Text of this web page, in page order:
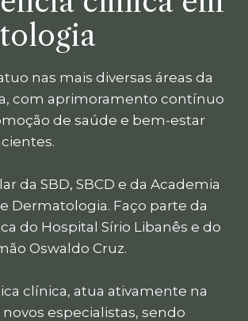
nas mais diversas áreas da
com aprimoramento contínuo
de saúde e bem-estar
da SBD, SBCD e da Academia
Dermatologia. Faço parte da
do Hospital Sírio Libanês e do
Oswaldo Cruz.
clínica, atua ativamente na
especialistas, sendo